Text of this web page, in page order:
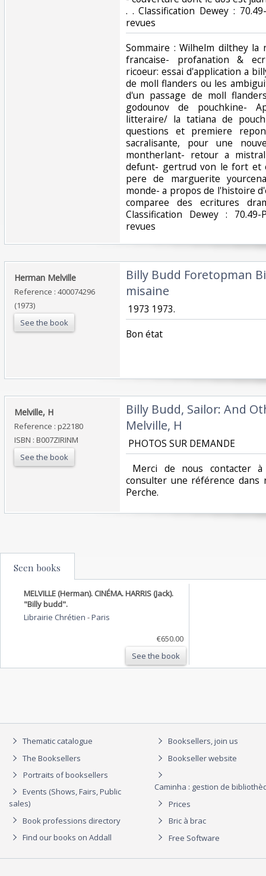
. . Classification Dewey :
revues‎
‎Sommaire : Wilhelm dilthey
francaise- profanation &
ricoeur: essai d'application a
de moll flanders ou les
d'un passage de moll
godounov de pouchkine-
litteraire/ la tatiana de
questions et premiere
sacralisante, pour une
montherlant- retour a
defunt- gertrud von le fort et
pere de marguerite
monde- a propos de l'histoire
comparee des ecritures
Classification Dewey :
revues‎
‎Herman Melville‎
Reference : 400074296
(1973)
See the book
‎Billy Budd Foretopman
misaine‎
‎ 1973 1973.‎
‎Bon état‎
‎Melville, H ‎
Reference : p22180
ISBN : B007ZIRINM
See the book
‎Billy Budd, Sailor: And
Melville, H‎
‎ PHOTOS SUR DEMANDE ‎
Merci de nous contacter
consulter une référence dans
Perche.‎
Seen books
MELVILLE (Herman). CINÉMA. HARRIS (Jack).
"Billy budd".
Librairie Chrétien -Paris
€650.00
See the book
Thematic catalogue
The Booksellers
Portraits of booksellers
Events (Shows, Fairs, Public
sales)
Book professions directory
Find our books on Addall
Booksellers, join us
Bookseller website
Caminha : gestion de
Prices
Bric à brac
Free Software